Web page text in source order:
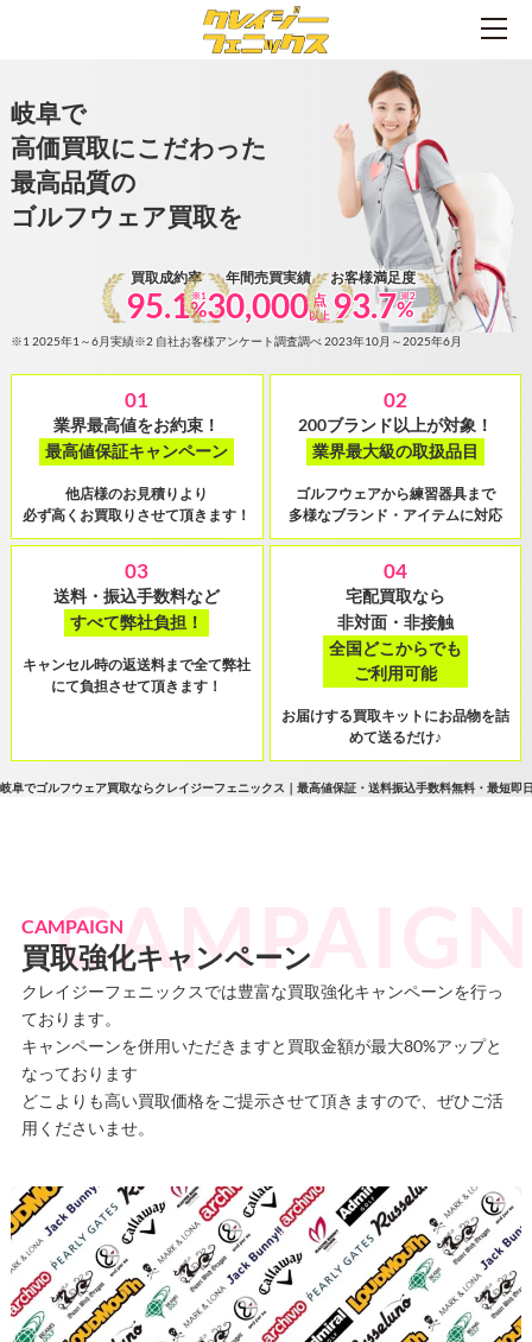
岐阜でゴルフウェア買取ならクレイジーフェニックス｜最高値保証・送料振込手数料無料・最短即
岐阜で
高価買取にこだわった
最高品質の
ゴルフウェア買取を
買取成約率
95.1※1
%
年間売買実績
30,000 点
以上
お客様満足度
93.7 ※2
%
※1 2025年1～6月実績※2 自社お客様アンケート調査調べ 2023年10月～2025年6月
01
業界最高値をお約束！
最高値保証キャンペーン
他店様のお見積りより
必ず高くお買取りさせて頂きます！
02
200ブランド以上が対象！
業界最大級の取扱品目
ゴルフウェアから練習器具まで
多様なブランド・アイテムに対応
03
送料・振込手数料など
すべて弊社負担！
キャンセル時の返送料まで全て弊社
にて負担させて頂きます！
04
宅配買取なら
非対面・非接触
全国どこからでも
ご利用可能
お届けする買取キットにお品物を詰
めて送るだけ♪
CAMPAIGN
買取強化キャンペーン
クレイジーフェニックスでは豊富な買取強化キャンペーンを行っ
ております。
キャンペーンを併用いただきますと買取金額が最大80%アップと
なっております
どこよりも高い買取価格をご提示させて頂きますので、ぜひご活
用くださいませ。